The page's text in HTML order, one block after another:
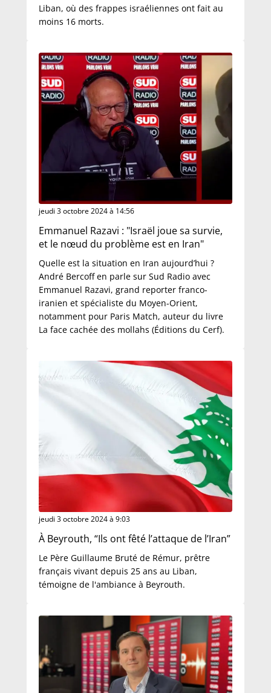
Liban, où des frappes israéliennes ont fait au
moins 16 morts.
jeudi 3 octobre 2024 à 14:56
Emmanuel Razavi : "Israël joue sa survie,
et le nœud du problème est en Iran"
Quelle est la situation en Iran aujourd’hui ?
André Bercoff en parle sur Sud Radio avec
Emmanuel Razavi, grand reporter franco-
iranien et spécialiste du Moyen-Orient,
notamment pour Paris Match, auteur du livre
La face cachée des mollahs (Éditions du Cerf).
jeudi 3 octobre 2024 à 9:03
À Beyrouth, “Ils ont fêté l’attaque de l’Iran”
Le Père Guillaume Bruté de Rémur, prêtre
français vivant depuis 25 ans au Liban,
témoigne de l'ambiance à Beyrouth.